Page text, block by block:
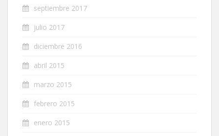
septiembre 2017
julio 2017
diciembre 2016
abril 2015
marzo 2015
febrero 2015
enero 2015